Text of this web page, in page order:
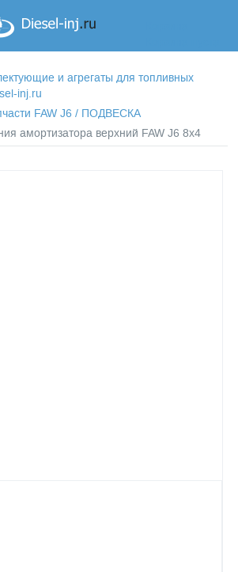
и агрегаты для топливных
inj.ru
FAW J6 / ПОДВЕСКА
амортизатора верхний FAW J6 8x4